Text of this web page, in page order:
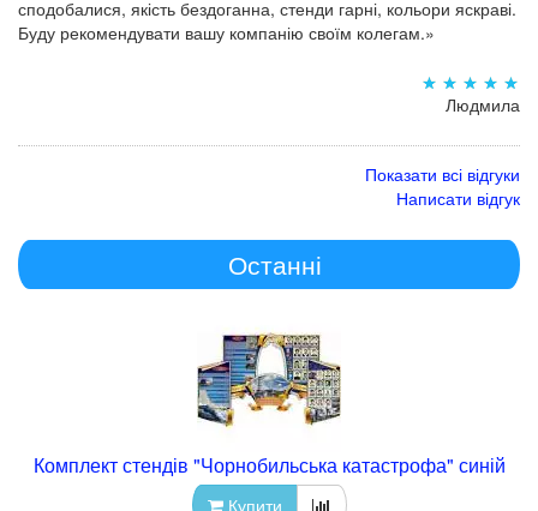
сподобалися, якість бездоганна, стенди гарні, кольори яскраві.
Буду рекомендувати вашу компанію своїм колегам.»
Людмила
Показати всі відгуки
Написати відгук
Останні
Комплект стендів "Чорнобильська катастрофа" синій
Купити